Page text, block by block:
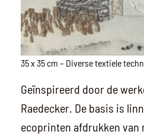
35 x 35 cm – Diverse textiele
Geïnspireerd door de
Raedecker. De basis is
ecoprinten afdrukken van